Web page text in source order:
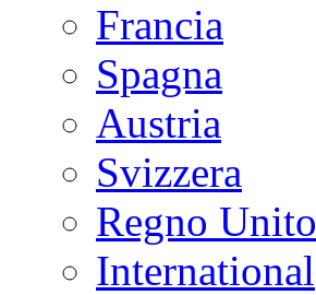
Francia
Spagna
Austria
Svizzera
Regno Unito
International